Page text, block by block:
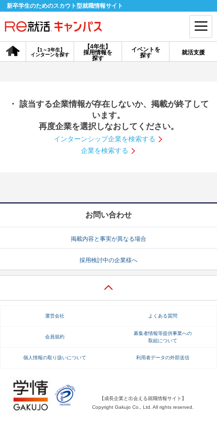
新卒学生のためのスカウト型就職情報サイト
【4年生】
採用情報を
探す
【1～3年生】
インターンを探す
イベントを
探す
就活支援
会員登録 ログイン
探す
【4年生】
説明会を探す
インターンを探す
就活ノウハウ・サポート
就活支援
就活ノウハウが満載！ お役立ち記事・相談室など
適職診断 就活チャンネル
・ 該当する企業情報が存在しないか、掲載が終了して
います。
再度企業を選択しなおしてください。
インターンシップ企業を検索する
企業を検索する
お問い合わせ
掲載内容と事実が異なる場合
採用検討中の企業様へ
運営会社 よくある質問
会員規約
募集者情報等提供事業への
取組について
個人情報の取り扱いについて 利用者データの外部送信
【成長企業と出会える就職情報サイト】
Copyright Gakujo Co., Ltd. All rights reserved.